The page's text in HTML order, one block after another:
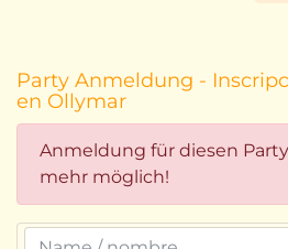
Party Anmeldung -
en Ollymar
Anmeldung für diesen
mehr möglich!